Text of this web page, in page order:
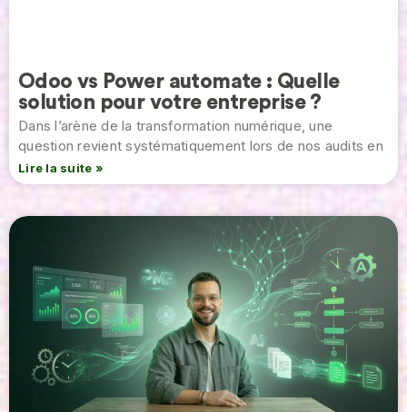
Odoo vs Power automate : Quelle
solution pour votre entreprise ?
Dans l’arène de la transformation numérique, une
question revient systématiquement lors de nos audits en
Lire la suite »